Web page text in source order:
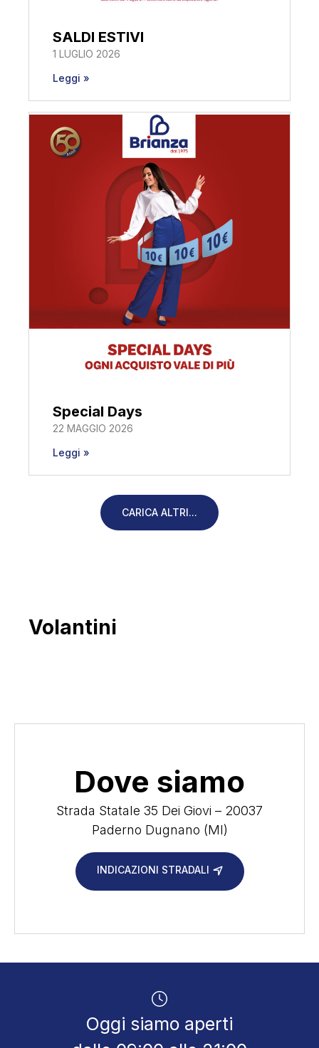
SALDI ESTIVI
1 LUGLIO 2026
Leggi »
Special Days
22 MAGGIO 2026
Leggi »
CARICA ALTRI...
Volantini
Dove siamo
Strada Statale 35 Dei Giovi – 20037
Paderno Dugnano (MI)
INDICAZIONI STRADALI
Oggi siamo aperti